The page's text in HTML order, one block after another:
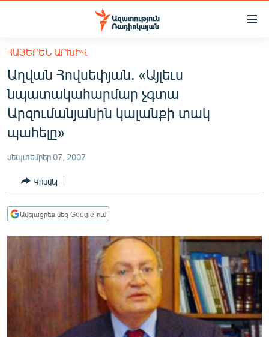
Մատչելիության
հիմնական
բովանդակությանը
Անցնել
հիմնական
մենյուին
Որոնում
ՀԱՅԱՍՏԱՆ
ՔԱՂԱՔԱԿԱՆ
ԸՆՏՐՈՒԹՅՈՒՆՆԵՐ 2026
ՏՆՏԵՍՈՒԹՅՈՒՆ
ՂԱՐԱԲԱՂ
ՊԱՏԵՐԱԶՄԻ 6 ՇԱԲԱԹՆԵՐԸ
ՄԻՋԱԶԳԱՅԻՆ
ՀԱՅԵՐԵՆ ԱՐԽԻՎ
Աղվան Հովսեփյան. «Այլեւս
նպատակահարմար չգտա
Արզումանյանին կալանքի տակ
պահելը»
սեպտեմբեր 07, 2007
Կիսվել
Ավելացրեք մեզ Google-ում